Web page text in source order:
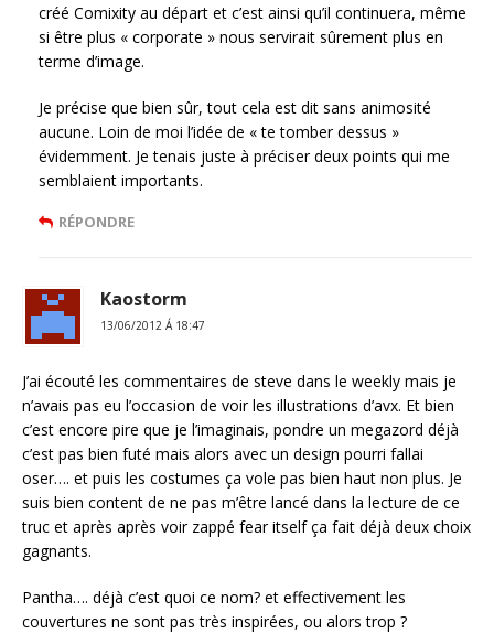
créé Comixity au départ et c’est ainsi qu’il continuera, même
si être plus « corporate » nous servirait sûrement plus en
terme d’image.
Je précise que bien sûr, tout cela est dit sans animosité
aucune. Loin de moi l’idée de « te tomber dessus »
évidemment. Je tenais juste à préciser deux points qui me
semblaient importants.
RÉPONDRE
Kaostorm
13/06/2012 Á 18:47
J’ai écouté les commentaires de steve dans le weekly mais je
n’avais pas eu l’occasion de voir les illustrations d’avx. Et bien
c’est encore pire que je l’imaginais, pondre un megazord déjà
c’est pas bien futé mais alors avec un design pourri fallai
oser…. et puis les costumes ça vole pas bien haut non plus. Je
suis bien content de ne pas m’être lancé dans la lecture de ce
truc et après après voir zappé fear itself ça fait déjà deux choix
gagnants.
Pantha…. déjà c’est quoi ce nom? et effectivement les
couvertures ne sont pas très inspirées, ou alors trop ?